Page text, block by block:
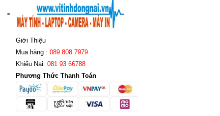
Giới Thiệu
Mua hàng : 089 808 7979
Khiếu Nại: 081 93 66788
Phương Thức Thanh Toán